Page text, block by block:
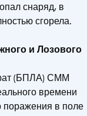
снаряд, в
сгорела.
и Лозового
(БПЛА) СММ
времени
поражения в поле